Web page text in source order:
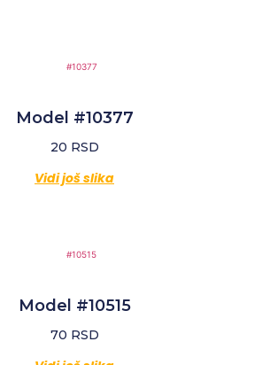
Model #10377
20 RSD
Vidi još slika
Model #10515
70 RSD